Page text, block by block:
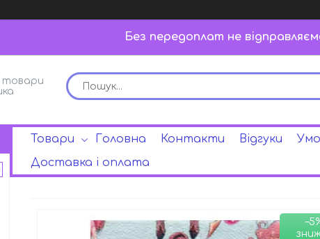
Без передоплат не
товари
Товари Головна Контакти Відгуки
Доставка і оплата